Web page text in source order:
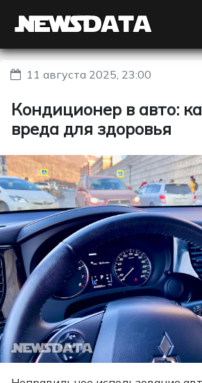
11 августа 2025, 23:00
Кондиционер в авто:
вреда для здоровья